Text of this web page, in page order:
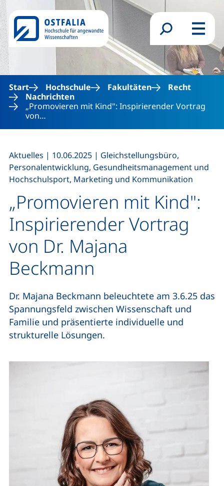
Direkt zum Inhalt
Suchformular
Menü
Start Hochschule Fakultäten
Recht
Nachrichten
„Promovieren mit Kind": Inspirierender Vortrag
von…
„Promovieren mit Kind":
Inspirierender Vortrag
von Dr. Majana
Beckmann
Aktuelles | 10.06.2025 | Gleichstellungsbüro,
Personalentwicklung, Gesundheitsmanagement und
Hochschulsport, Marketing und Kommunikation
Dr. Majana Beckmann beleuchtete am 3.6.25 das
Spannungsfeld zwischen Wissenschaft und
Familie und präsentierte individuelle und
strukturelle Lösungen.